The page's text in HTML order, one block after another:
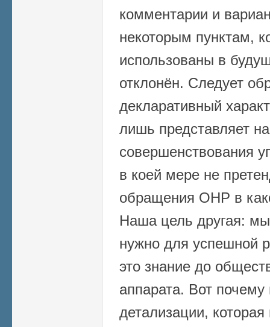
комментарии и
некоторым пунктам,
использованы в
отклонён. Следует
декларативный
лишь представляет
совершенствования
в коей мере не
обращения ОНР в
Наша цель другая:
нужно для успешной
это знание до
аппарата. Вот
детализации,